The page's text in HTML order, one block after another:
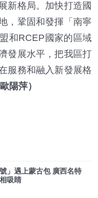
新格局。加快打造國
，鞏固和發揮「南寧
和RCEP國家的區域
發展水平，把我區打
服務和融入新發展格
陽萍）
」遇上蒙古包 廣西名特
吸睛